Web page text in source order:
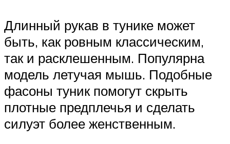
Длинный рукав в тунике может
быть, как ровным классическим,
так и расклешенным. Популярна
модель летучая мышь. Подобные
фасоны туник помогут скрыть
плотные предплечья и сделать
силуэт более женственным.